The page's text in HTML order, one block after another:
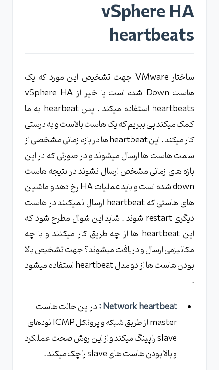
vSphere HA
heartbeats
ساختار VMware جهت تشخیص این مورد که یک
هاست Down شده است یا خیر از vSphere HA
heartbeats استفاده میکند . پس hearbeat به ما
کمک میکند پی ببریم که یک هاست بالاست و به درستی
کار میکند . این heartbeat ها در بازه زمانی مشخصی از
سمت هاست ها ارسال میشوند و در صورتی که در این
بازه های زمانی مشخص ارسال نشوند در نتیجه هاست
down شده است و باید عملیات HA رخ دهد و ماشین
های هاستی که heartbeat ارسال نمیکنند در هاست
دیگری restart شوند . شاید این شوال مطرح شود که
این heartbeat ها از چه طریق کار میکنند و با چه
مکانیزمی ارسال و دریافت میشوند ؟ جهت تشخیص بالا
بودن هاست ها از دو مدل heartbeat استفاده میشود
.
Network heartbeat : در این حالت هاست
master از طریق شبکه و پروتکل ICMP نودهای
slave را پینگ میکند و از این روش صحت عملکرد
و بالا بودن هاست های slave را چک میکند .